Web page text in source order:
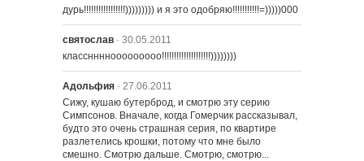
421 – Оковы Мардж
422 – Шоу Красти Отменяется
дурь!!!!!!!!!!!!!!!!!))))))))) и я это одобряю!!!!!!!!!!!=)))))000
святослав · 30.05.2011
классннннооооооооо!!!!!!!!!!!!!!!!!!!!))))))))
Адольфия · 27.06.2011
Сижу, кушаю бутерброд, и смотрю эту серию
Симпсонов. Вначале, когда Гомерчик рассказывал,
будто это очень страшная серия, по квартире
разлетелись крошки, потому что мне было
смешно. Смотрю дальше. Смотрю, смотрю...